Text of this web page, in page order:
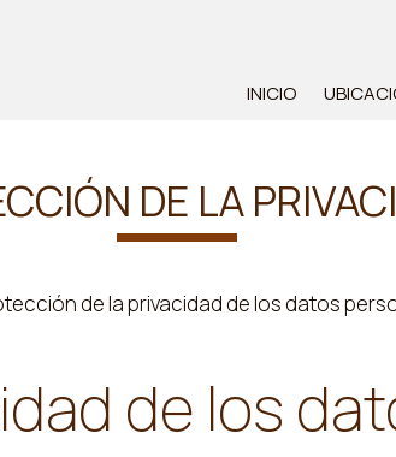
INICIO
DE LA
de la privacidad de los datos
de los